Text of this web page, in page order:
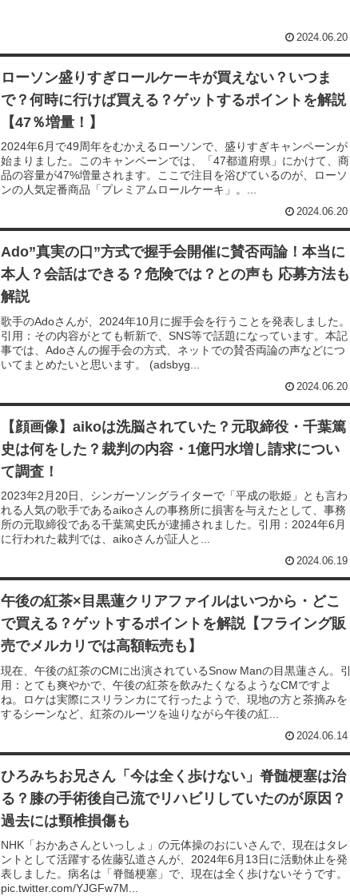
2024.06.20
ローソン盛りすぎロールケーキが買えない？いつま
で？何時に行けば買える？ゲットするポイントを解説
【47％増量！】
2024年6月で49周年をむかえるローソンで、盛りすぎキャンペーンが
始まりました。このキャンペーンでは、「47都道府県」にかけて、商
品の容量が47%増量されます。ここで注目を浴びているのが、ローソ
ンの人気定番商品「プレミアムロールケーキ」。...
2024.06.20
Ado”真実の口”方式で握手会開催に賛否両論！本当に
本人？会話はできる？危険では？との声も 応募方法も
解説
歌手のAdoさんが、2024年10月に握手会を行うことを発表しました。
引用：その内容がとても斬新で、SNS等で話題になっています。本記
事では、Adoさんの握手会の方式、ネットでの賛否両論の声などにつ
いてまとめたいと思います。 (adsbyg...
2024.06.20
【顔画像】aikoは洗脳されていた？元取締役・千葉篤
史は何をした？裁判の内容・1億円水増し請求につい
て調査！
2023年2月20日、シンガーソングライターで「平成の歌姫」とも言わ
れる人気の歌手であるaikoさんの事務所に損害を与えたとして、事務
所の元取締役である千葉篤史氏が逮捕されました。引用：2024年6月
に行われた裁判では、aikoさんが証人と...
2024.06.19
午後の紅茶×目黒蓮クリアファイルはいつから・どこ
で買える？ゲットするポイントを解説【フライング販
売でメルカリでは高額転売も】
現在、午後の紅茶のCMに出演されているSnow Manの目黒蓮さん。引
用：とても爽やかで、午後の紅茶を飲みたくなるようなCMですよ
ね。ロケは実際にスリランカにて行ったようで、現地の方と茶摘みを
するシーンなど、紅茶のルーツを辿りながら午後の紅...
2024.06.14
ひろみちお兄さん「今は全く歩けない」脊髄梗塞は治
る？膝の手術後自己流でリハビリしていたのが原因？
過去には頸椎損傷も
NHK「おかあさんといっしょ」の元体操のおにいさんで、現在はタレ
ントとして活躍する佐藤弘道さんが、2024年6月13日に活動休止を発
表しました。病名は「脊髄梗塞」で、現在は全く歩けないそうです。
pic.twitter.com/YJGFw7M...